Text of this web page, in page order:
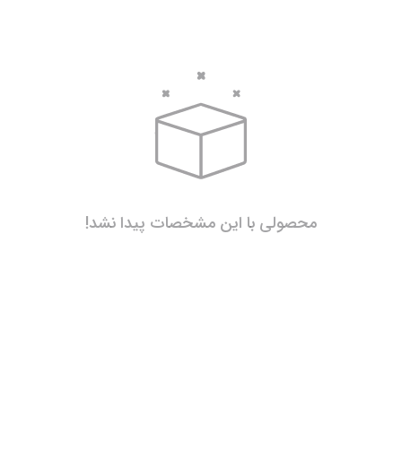
محصولی با این مشخصات پیدا نشد!